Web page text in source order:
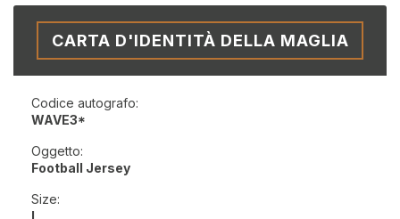
CARTA D'IDENTITÀ DELLA MAGLIA
Codice autografo:
WAVE3*
Oggetto:
Football Jersey
Size: